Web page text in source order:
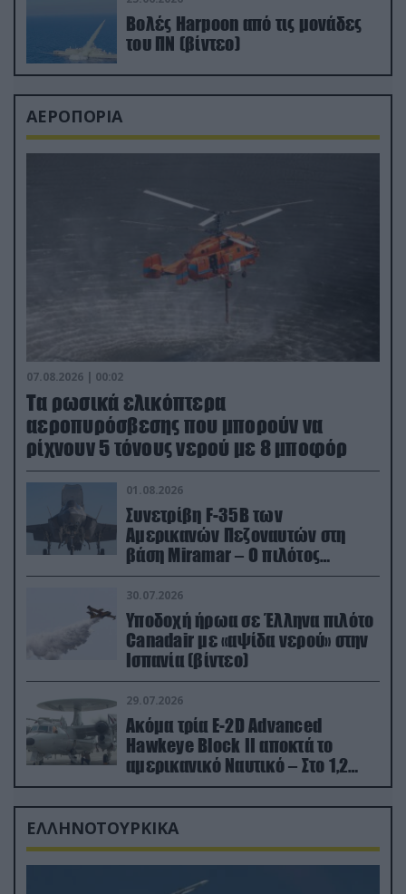
Βολές Harpoon από τις μονάδες
του ΠΝ (βίντεο)
ΑΕΡΟΠΟΡΙΑ
07.08.2026 | 00:02
Τα ρωσικά ελικόπτερα
αεροπυρόσβεσης που μπορούν να
ρίχνουν 5 τόνους νερού με 8 μποφόρ
01.08.2026
Συνετρίβη F-35B των
Αμερικανών Πεζοναυτών στη
βάση Miramar – Ο πιλότος
εκτινάχθηκε εγκαίρως
30.07.2026
Υποδοχή ήρωα σε Έλληνα πιλότο
Canadair με «αψίδα νερού» στην
Ισπανία (βίντεο)
29.07.2026
Ακόμα τρία E-2D Advanced
Hawkeye Block II αποκτά το
αμερικανικό Ναυτικό – Στο 1,2
δισ.δολάρια το κόστος
ΕΛΛΗΝΟΤΟΥΡΚΙΚΑ